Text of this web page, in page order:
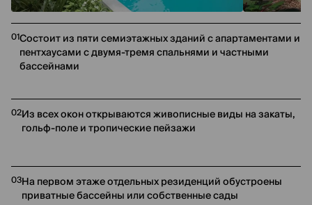
01Состоит из пяти семиэтажных зданий с апартаментами и
пентхаусами с двумя-тремя спальнями и частными
бассейнами
02Из всех окон открываются живописные виды на закаты,
гольф-поле и тропические пейзажи
03На первом этаже отдельных резиденций обустроены
приватные бассейны или собственные сады